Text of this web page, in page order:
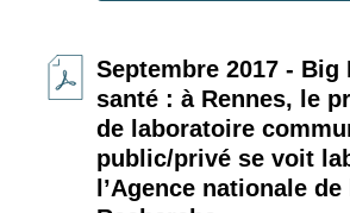
Septembre 2017 - Big
santé : à Rennes, le
de laboratoire
public/privé se voit
l’Agence nationale de